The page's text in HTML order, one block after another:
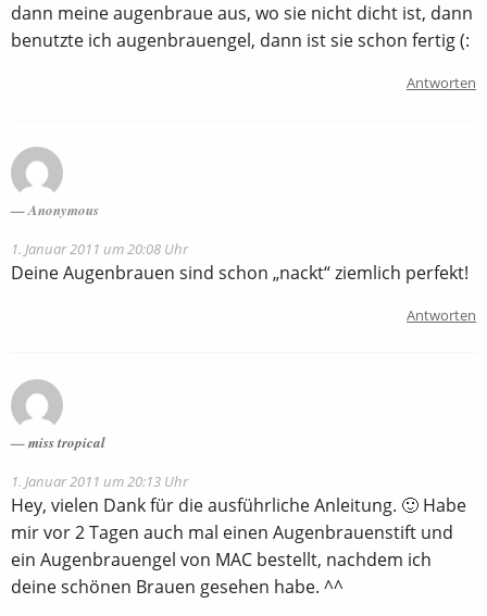
dann meine augenbraue aus, wo sie nicht dicht ist, dann
benutzte ich augenbrauengel, dann ist sie schon fertig (:
Antworten
Anonymous
1. Januar 2011 um 20:08 Uhr
Deine Augenbrauen sind schon „nackt“ ziemlich perfekt!
Antworten
miss tropical
1. Januar 2011 um 20:13 Uhr
Hey, vielen Dank für die ausführliche Anleitung. 🙂 Habe
mir vor 2 Tagen auch mal einen Augenbrauenstift und
ein Augenbrauengel von MAC bestellt, nachdem ich
deine schönen Brauen gesehen habe. ^^